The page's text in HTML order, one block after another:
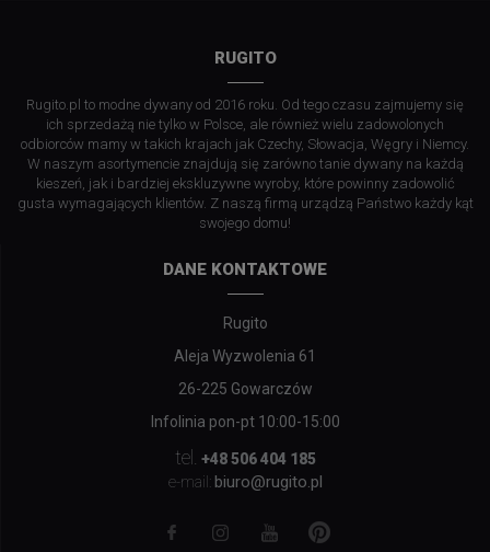
RUGITO
Rugito.pl to modne dywany od 2016 roku. Od tego czasu zajmujemy się
ich sprzedażą nie tylko w Polsce, ale również wielu zadowolonych
odbiorców mamy w takich krajach jak Czechy, Słowacja, Węgry i Niemcy.
W naszym asortymencie znajdują się zarówno tanie dywany na każdą
kieszeń, jak i bardziej ekskluzywne wyroby, które powinny zadowolić
gusta wymagających klientów. Z naszą firmą urządzą Państwo każdy kąt
swojego domu!
DANE KONTAKTOWE
Rugito
Aleja Wyzwolenia 61
26-225 Gowarczów
Infolinia pon-pt 10:00-15:00
tel. +48 506 404 185
e-mail: biuro@rugito.pl